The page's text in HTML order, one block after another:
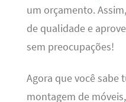
um orçamento.
de qualidade e
sem preocupações!
Agora que você sabe
montagem de